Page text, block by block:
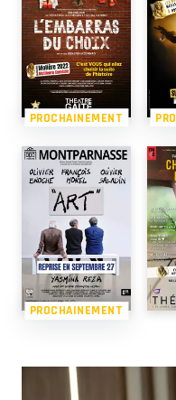
PROCHAINEMENT
PROCHAINEMENT